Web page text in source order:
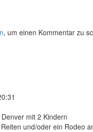
, um einen Kommentar zu
mit 2 Kindern
und/oder ein Rodeo